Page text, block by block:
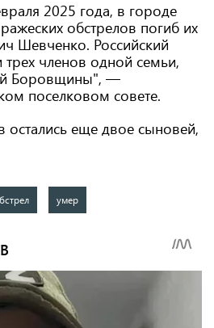
2025 года, в городе
обстрелов погиб их
Шевченко. Российский
трех членов одной семьи,
Боровщины", —
поселковом совете.
остались еще двое сыновей,
умер